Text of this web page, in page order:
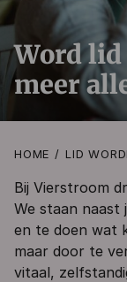
HOME LID
Bij Vierstroom
We staan naast
en te doen wat
maar door te
vitaal,
Word
meer